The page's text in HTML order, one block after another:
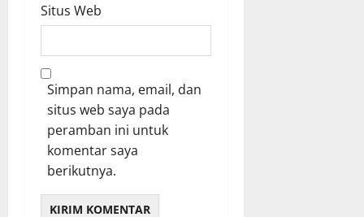
Situs Web
Simpan nama, email, dan
situs web saya pada
peramban ini untuk
komentar saya
berikutnya.